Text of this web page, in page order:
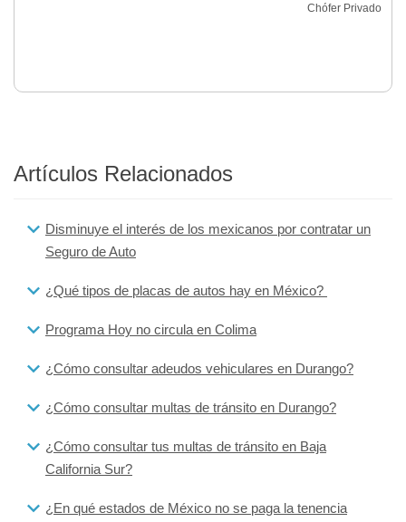
Chófer Privado
Artículos Relacionados
Disminuye el interés de los mexicanos por contratar un
Seguro de Auto
¿Qué tipos de placas de autos hay en México?
Programa Hoy no circula en Colima
¿Cómo consultar adeudos vehiculares en Durango?
¿Cómo consultar multas de tránsito en Durango?
¿Cómo consultar tus multas de tránsito en Baja
California Sur?
¿En qué estados de México no se paga la tenencia